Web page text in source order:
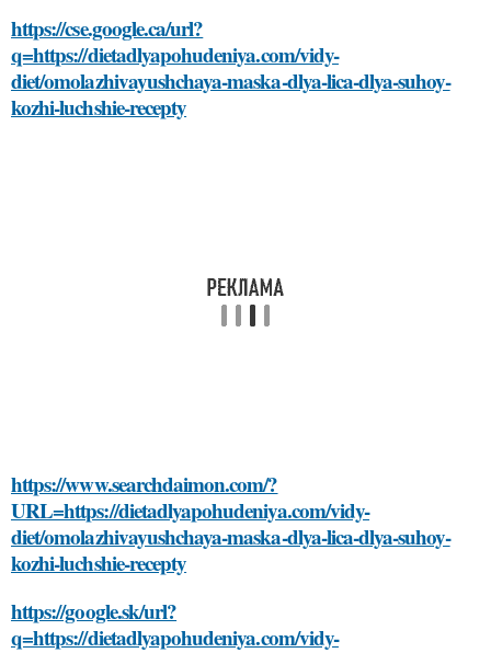
https://cse.google.ca/url?
q=https://dietadlyapohudeniya.com/vidy-
diet/omolazhivayushchaya-maska-dlya-lica-dlya-suhoy-
kozhi-luchshie-recepty
https://www.searchdaimon.com/?
URL=https://dietadlyapohudeniya.com/vidy-
diet/omolazhivayushchaya-maska-dlya-lica-dlya-suhoy-
kozhi-luchshie-recepty
https://google.sk/url?
q=https://dietadlyapohudeniya.com/vidy-